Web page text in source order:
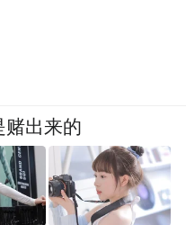
赌出来的